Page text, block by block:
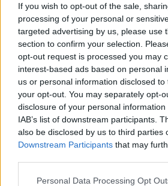
If you wish to opt-out of the sale,
processing of your personal or
targeted advertising by us, please use
section to confirm your selection.
opt-out request is processed you may
interest-based ads based on personal
us or personal information disclosed
your opt-out. You may separately opt-
disclosure of your personal
IAB’s list of downstream participants.
also be disclosed by us to third parties
Downstream Participants that may
Please note that this website/app uses
Personal Data Processing Opt